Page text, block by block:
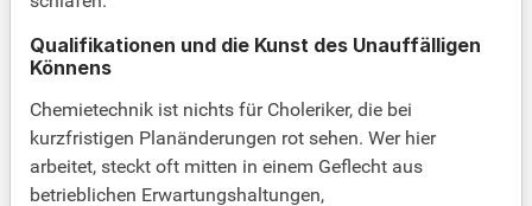
Qualifikationen und die Kunst des Unauffälligen
Könnens
Chemietechnik ist nichts für Choleriker, die bei
kurzfristigen Planänderungen rot sehen. Wer hier
arbeitet, steckt oft mitten in einem Geflecht aus
betrieblichen Erwartungshaltungen,